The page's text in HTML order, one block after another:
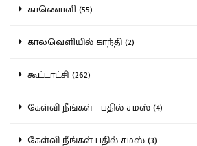
காணொளி (55)
காலவெளியில் காந்தி (2)
கூட்டாட்சி (262)
கேள்வி நீங்கள் - பதில் சமஸ் (4)
கேள்வி நீங்கள் பதில் சமஸ் (3)